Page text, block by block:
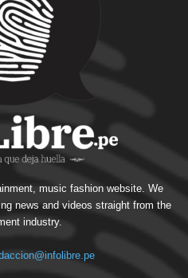
music fashion website. We
news and videos straight from the
industry.